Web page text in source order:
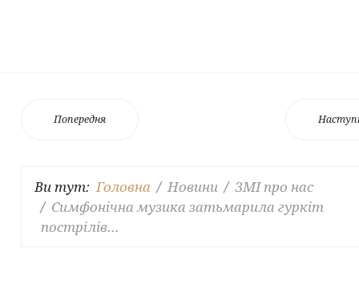
Попередня
Ви тут:Головна Новини
ЗМІ про нас
Симфонічна музика затьмарила гуркіт
пострілів…